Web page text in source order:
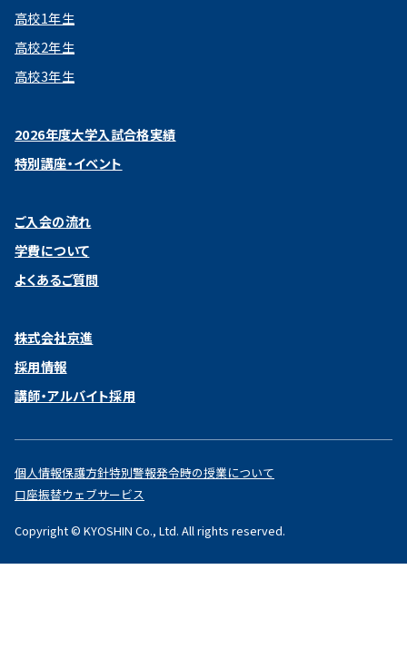
高校1年生
高校2年生
高校3年生
2026年度大学入試合格実績
特別講座・イベント
ご入会の流れ
学費について
よくあるご質問
株式会社京進
採用情報
講師・アルバイト採用
個人情報保護方針特別警報発令時の授業について
口座振替ウェブサービス
Copyright © KYOSHIN Co., Ltd. All rights reserved.